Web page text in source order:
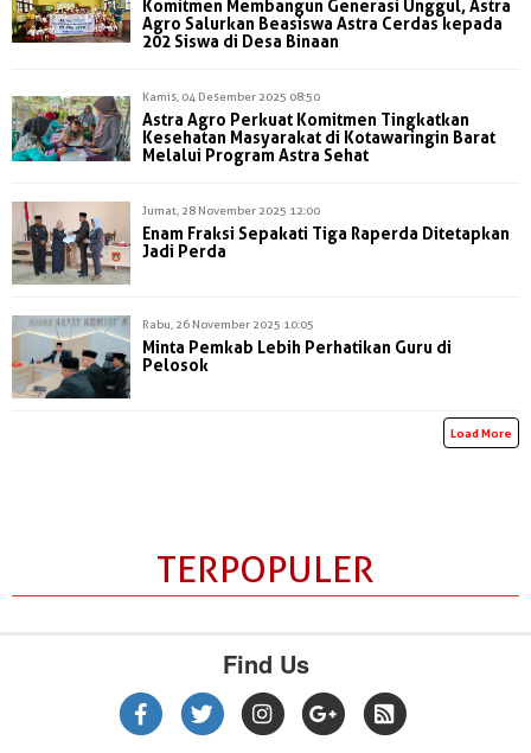
Komitmen Membangun Generasi Unggul, Astra
Agro Salurkan Beasiswa Astra Cerdas kepada
202 Siswa di Desa Binaan
Kamis, 04 Desember 2025 08:50
Astra Agro Perkuat Komitmen Tingkatkan
Kesehatan Masyarakat di Kotawaringin Barat
Melalui Program Astra Sehat
Jumat, 28 November 2025 12:00
Enam Fraksi Sepakati Tiga Raperda Ditetapkan
Jadi Perda
Rabu, 26 November 2025 10:05
Minta Pemkab Lebih Perhatikan Guru di
Pelosok
Load More
TERPOPULER
Find Us